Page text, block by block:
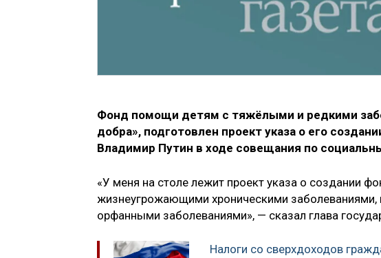
Фонд помощи детям с тяжёлыми и редкими
добра», подготовлен проект указа о его
Владимир Путин в ходе совещания по
«У меня на столе лежит проект указа о создании
жизнеугрожающими хроническими
орфанными заболеваниями», — сказал глава
Налоги со сверхдоходов